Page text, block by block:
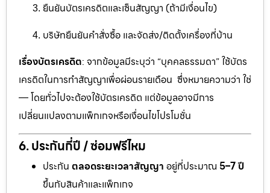
ยืนยันบัตรเครดิตและเซ็นสัญญา (ถ้ามีเงื่อนไข)
บริษัทยืนยันคำสั่งซื้อ และจัดส่ง/ติดตั้งเครื่องที่บ้าน
เรื่องบัตรเครดิต: จากข้อมูลมีระบุว่า “บุคคลธรรมดา” ใช้บัตร
เครดิตในการทำสัญญาเพื่อผ่อนรายเดือน ซึ่งหมายความว่า ใช่
— โดยทั่วไปจะต้องใช้บัตรเครดิต แต่ข้อมูลอาจมีการ
เปลี่ยนแปลงตามแพ็กเกจหรือเงื่อนไขโปรโมชั่น
6. ประกันกี่ปี / ซ่อมฟรีไหม
ประกัน ตลอดระยะเวลาสัญญา อยู่ที่ประมาณ 5–7 ปี
ขึ้นกับสินค้าและแพ็กเกจ